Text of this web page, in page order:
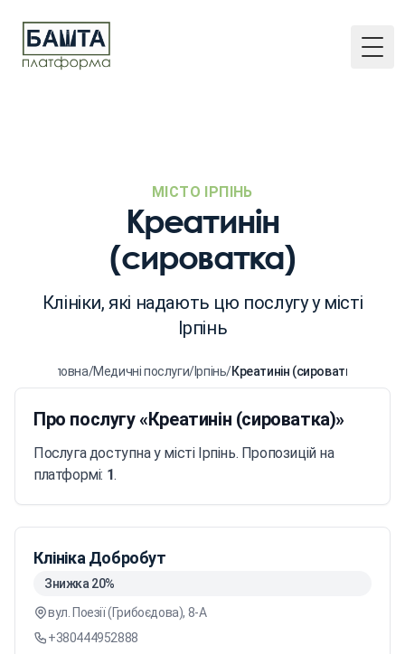
МІСТО ІРПІНЬ
Креатинін
(сироватка)
Клініки, які надають цю послугу у місті
Ірпінь
Головна/Медичні послуги/Ірпінь/Креатинін (сироватка)
Про послугу «Креатинін (сироватка)»
Послуга доступна у місті Ірпінь. Пропозицій на
платформі: 1.
Клініка Добробут
Знижка 20%
вул. Поезії (Грибоєдова), 8-А
+380444952888